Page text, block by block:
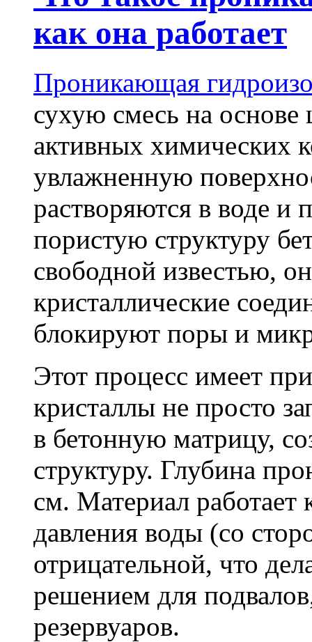
как она работает
Проникающая
сухую смесь на основе
активных химических
увлажненную
растворяются в воде и
пористую структуру
свободной известью,
кристаллические
блокируют поры и
Этот процесс имеет
кристаллы не просто
в бетонную матрицу,
структуру. Глубина
см. Материал работает
давления воды (со
отрицательной, что
решением для
резервуаров.